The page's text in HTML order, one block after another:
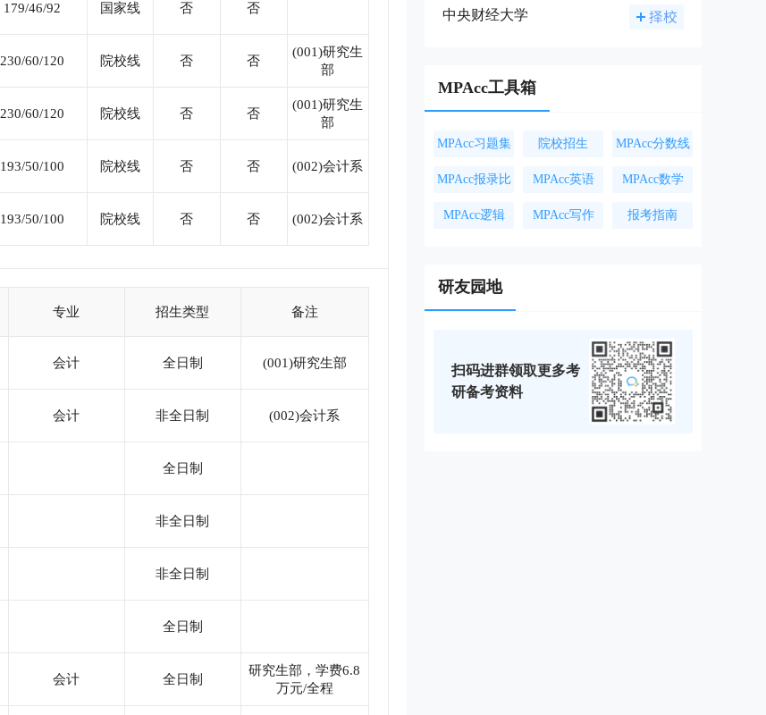
179/46/92 国家线 否 否
230/60/120 院校线 否 否
(001)研究生
部
230/60/120 院校线 否 否
(001)研究生
部
193/50/100 院校线 否 否 (002)会计系
193/50/100 院校线 否 否 (002)会计系
专业 招生类型 备注
会计 全日制 (001)研究生部
会计 非全日制 (002)会计系
全日制
非全日制
非全日制
全日制
会计 全日制
研究生部，学费6.8
万元/全程
中央财经大学
MPAcc工具箱
MPAcc习题集 院校招生 MPAcc分数线
MPAcc报录比 MPAcc英语 MPAcc数学
MPAcc逻辑 MPAcc写作 报考指南
研友园地
扫码进群领取更多考
研备考资料